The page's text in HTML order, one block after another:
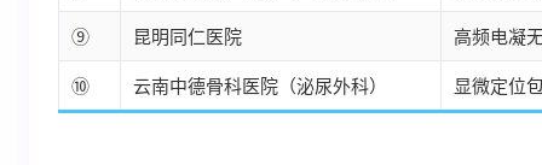
⑨
昆明同仁医院
高频电凝
⑩
云南中德骨科医院（泌尿外科） 显微定位